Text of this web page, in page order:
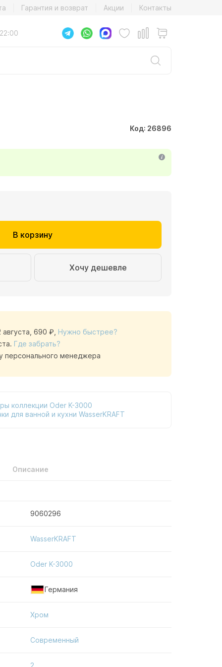
Гарантия и возврат Акции Контакты
Код: 26896
В корзину
Хочу дешевле
690 ₽ Нужно быстрее?
Где забрать?
персонального менеджера
коллекции Oder K-3000
для ванной и кухни WasserKRAFT
Описание
9060296
WasserKRAFT
Oder K-3000
Германия
Хром
Современный